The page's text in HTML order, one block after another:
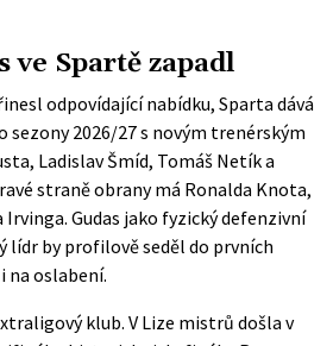
ve Spartě zapadl
odpovídající nabídku, Sparta dává
sezony 2026/27 s novým trenérským
Ladislav Šmíd, Tomáš Netík a
straně obrany má Ronalda Knota,
Irvinga. Gudas jako fyzický defenzivní
lídr by profilově seděl do prvních
na oslabení.
klub. V Lize mistrů došla v